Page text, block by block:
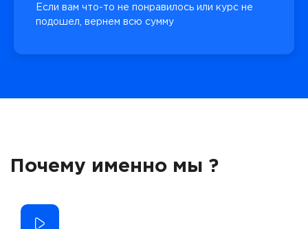
Если вам что-то не понравилось или курс не
подошел, вернем всю сумму
Почему именно мы ?